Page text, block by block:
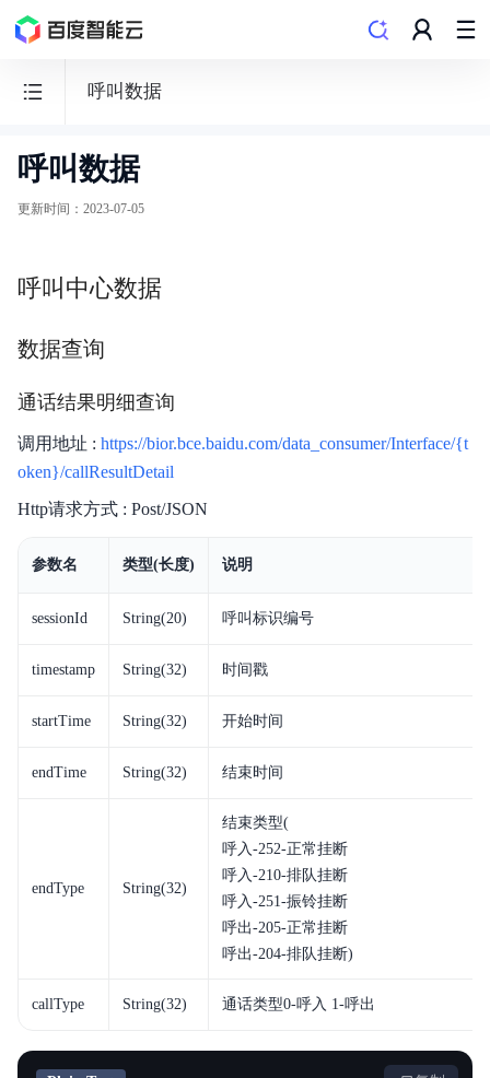
呼叫数据
智
能
中
AICC
产品描述
快速入门
操作指南
相关协议
API参考
Web-SDK
呼叫数据
更新时间 ： 2023-07-05
呼叫中心数据
数据查询
通话结果明细查询
调用地址 : https://bior.bce.baidu.com/data_consumer/Interface/{t
oken}/callResultDetail
Http请求方式 : Post/JSON
参数名 类型(长度) 说明
sessionId String(20) 呼叫标识编号
timestamp String(32) 时间戳
startTime String(32) 开始时间
endTime String(32) 结束时间
endType String(32)
结束类型(
呼入-252-正常挂断
呼入-210-排队挂断
呼入-251-振铃挂断
呼出-205-正常挂断
呼出-204-排队挂断)
callType String(32) 通话类型0-呼入 1-呼出